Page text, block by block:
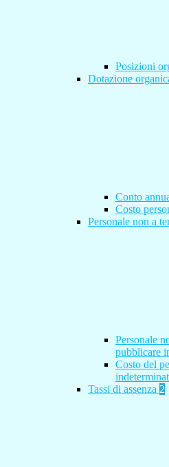
Posizioni
Dotazione
Conto
Costo
Personale non a
Personale
pubblicare
Costo del
Tassi di assenza 2